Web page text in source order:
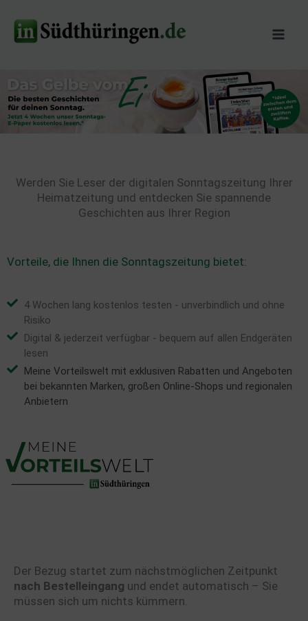
Inhalt
springen
Werden Sie Leser der digitalen Sonntagszeitung Ihrer
Heimatzeitung und entdecken Sie spannende
Geschichten aus Ihrer Region
Vorteile, die Ihnen die Sonntagszeitung bietet:
4 Wochen lang kostenlos testen - unverbindlich und ohne
Risiko
Digital & jederzeit verfügbar - bequem auf allen Endgeräten
lesen
Meine Vorteilswelt mit exklusiven Rabatten und Angeboten
bei bekannten Marken, großen Online-Shops und regionalen
Anbietern
Der Bezug startet zum nächstmöglichen Zeitpunkt
nach Bestelleingang und endet automatisch – Sie
müssen sich um nichts kümmern.